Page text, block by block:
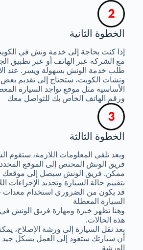
الخطوة الثانية
إذا كنت بحاجة إلى خدمة ونش في
مع الشركة عبر الهاتف أو عبر تطبيق
طلب خدمة الونش بسهولة ويسر. عند
ونشات الكويت، ستحتاج إلى تقديم بعض
الأساسية مثل موقع تواجد السيارة
ورقم الهاتف الخاص بك للتواصل معك
الخطوة الثالثة
وبعد تلقي المعلومات اللازمة، ستقوم
فريق الونش المختص إلى الموقع
ممكن. فريق الونش سيصل إلى موقعك
بتقييم حالة السيارة وتحديد الإجراءات
قد يكون من الضروري استخدام معدات
السيارة المعطلة
وهنا تظهر خبرة ومهارة فريق الونش
هذه الحالات.
بعد نقل السيارة إلى ورشة الإصلاح،
أن سيارتك ستعود إلى العمل بشكل
الورشة